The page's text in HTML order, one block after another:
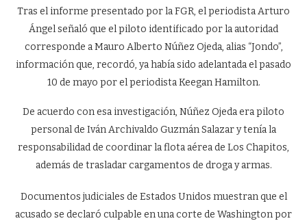
Tras el informe presentado por la FGR, el periodista Arturo
Ángel señaló que el piloto identificado por la autoridad
corresponde a Mauro Alberto Núñez Ojeda, alias “Jondo”,
información que, recordó, ya había sido adelantada el pasado
10 de mayo por el periodista Keegan Hamilton.
De acuerdo con esa investigación, Núñez Ojeda era piloto
personal de Iván Archivaldo Guzmán Salazar y tenía la
responsabilidad de coordinar la flota aérea de Los Chapitos,
además de trasladar cargamentos de droga y armas.
Documentos judiciales de Estados Unidos muestran que el
acusado se declaró culpable en una corte de Washington por